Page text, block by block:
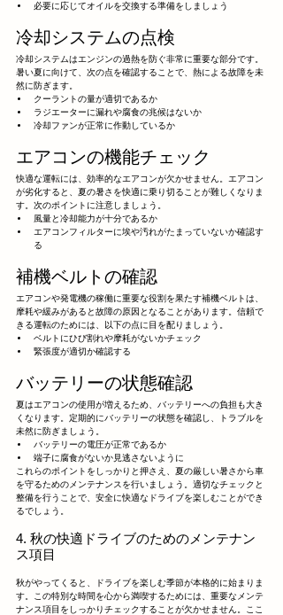
必要に応じてオイルを交換する準備をしましょう
冷却システムの点検
冷却システムはエンジンの過熱を防ぐ非常に重要な部分です。
暑い夏に向けて、次の点を確認することで、熱による故障を未
然に防ぎます。
クーラントの量が適切であるか
ラジエーターに漏れや腐食の兆候はないか
冷却ファンが正常に作動しているか
エアコンの機能チェック
快適な運転には、効率的なエアコンが欠かせません。エアコン
が劣化すると、夏の暑さを快適に乗り切ることが難しくなりま
す。次のポイントに注意しましょう。
風量と冷却能力が十分であるか
エアコンフィルターに埃や汚れがたまっていないか確認す
る
補機ベルトの確認
エアコンや発電機の稼働に重要な役割を果たす補機ベルトは、
摩耗や緩みがあると故障の原因となることがあります。信頼で
きる運転のためには、以下の点に目を配りましょう。
ベルトにひび割れや摩耗がないかチェック
緊張度が適切か確認する
バッテリーの状態確認
夏はエアコンの使用が増えるため、バッテリーへの負担も大き
くなります。定期的にバッテリーの状態を確認し、トラブルを
未然に防ぎましょう。
バッテリーの電圧が正常であるか
端子に腐食がないか見逃さないように
これらのポイントをしっかりと押さえ、夏の厳しい暑さから車
を守るためのメンテナンスを行いましょう。適切なチェックと
整備を行うことで、安全に快適なドライブを楽しむことができ
るでしょう。
4. 秋の快適ドライブのためのメンテナン
ス項目
秋がやってくると、ドライブを楽しむ季節が本格的に始まりま
す。この特別な時間を心から満喫するためには、重要なメンテ
ナンス項目をしっかりチェックすることが欠かせません。ここ